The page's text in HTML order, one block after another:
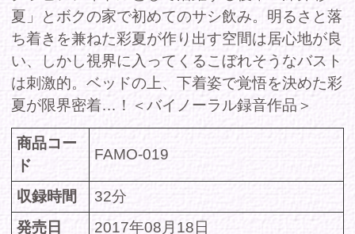
レーベル
-
シリーズ
モテ期の晩餐
ジャンル
-
出演
者/cast
深井彩夏
込)
定価 980円